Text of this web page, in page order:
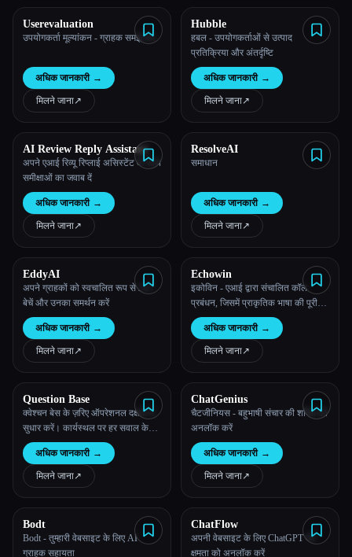
Userevaluation
उपयोगकर्ता मूल्यांकन - ग्राहक समझ मंच
अधिक जानकारी →
मिलने जाना↗︎
Hubble
हबल - उपयोगकर्ताओं से उत्पाद
प्रतिक्रिया और अंतर्दृष्टि
अधिक जानकारी →
मिलने जाना↗︎
AI Review Reply Assistant
अपने एआई रिव्यू रिप्लाई असिस्टेंट के साथ
समीक्षाओं का जवाब दें
अधिक जानकारी →
मिलने जाना↗︎
ResolveAI
समाधान
अधिक जानकारी →
मिलने जाना↗︎
EddyAI
अपने ग्राहकों को स्वचालित रूप से 24/7
बेचें और उनका समर्थन करें
अधिक जानकारी →
मिलने जाना↗︎
Echowin
इकोविन - एआई द्वारा संचालित कॉल
प्रबंधन, जिसमें प्राकृतिक भाषा की पूरी
समझ होती है और हर परिदृश्य के लिए
वैयक्तिकृत प्रतिक्रियाएँ होती हैं।
अधिक जानकारी →
मिलने जाना↗︎
Question Base
क्वेश्चन बेस के ज़रिए ऑपरेशनल दक्षता में
सुधार करें। कार्यस्थल पर हर सवाल के
लिए तुरंत, भरोसेमंद जवाब
अधिक जानकारी →
मिलने जाना↗︎
ChatGenius
चैटजीनियस - बहुभाषी संचार की शक्ति को
अनलॉक करें
अधिक जानकारी →
मिलने जाना↗︎
Bodt
Bodt - तुम्हारी वेबसाइट के लिए AI
ग्राहक सहायता
ChatFlow
अपनी वेबसाइट के लिए ChatGPT की
क्षमता को अनलॉक करें